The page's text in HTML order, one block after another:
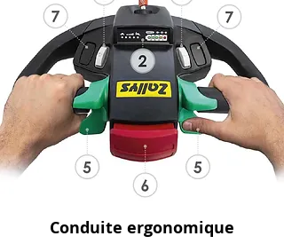
Conduite ergonomique